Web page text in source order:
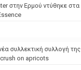
στην Ερμού ντύθηκε στα
συλλεκτική συλλογή της
on apricots